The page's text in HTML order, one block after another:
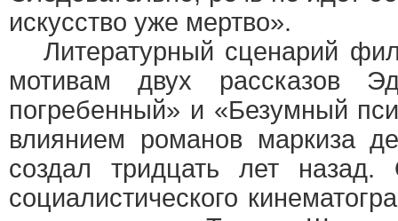
искусство уже мертво».
Литературный сценарий
мотивам двух рассказов
погребенный» и «Безумный
влиянием романов маркиза
создал тридцать лет назад.
социалистического